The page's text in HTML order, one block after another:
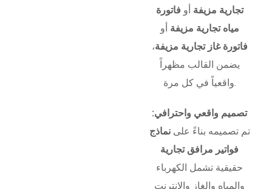
تجارية مزيفة أو فاتورة
مياه تجارية مزيفة أو
فاتورة غاز تجارية مزيفة،
يضمن القالب مظهراً
واقعياً في كل مرة.
تصميم واقعي واحترافي:
تم تصميمه بناءً علىنماذج
فواتير مرافق تجارية
حقيقية تشمل الكهرباء
والمياه والغاز والإنترنت